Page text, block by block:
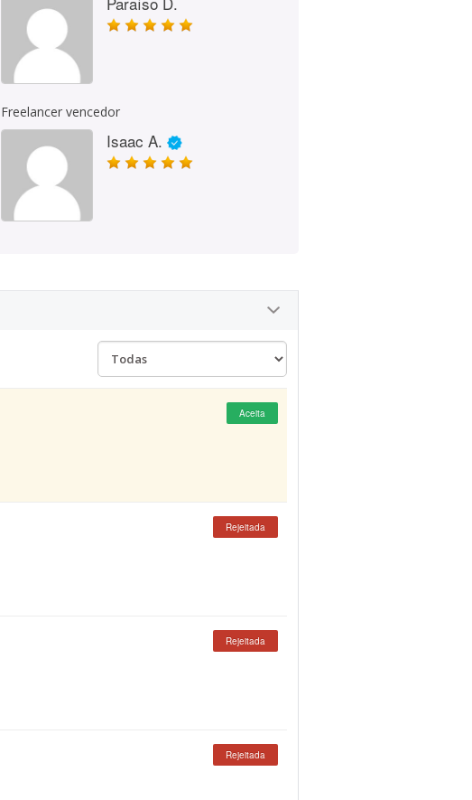
Freelancer vencedor
Isaac A.
Aceita
Rejeitada
Rejeitada
Rejeitada